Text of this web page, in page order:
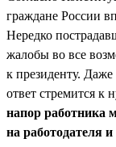
граждане России
Нередко
жалобы во все
к президенту.
ответ стремится к
напор работника
на работодателя